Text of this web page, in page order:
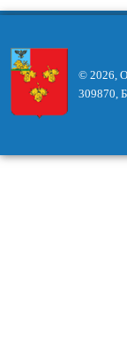
© 2026,
309870,